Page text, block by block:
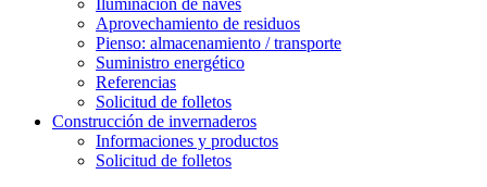
Iluminación de naves
Aprovechamiento de residuos
Pienso: almacenamiento / transporte
Suministro energético
Referencias
Solicitud de folletos
Construcción de invernaderos
Informaciones y productos
Solicitud de folletos